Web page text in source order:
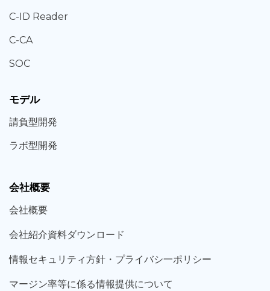
C-ID Reader
C-CA
SOC
モデル
請負型開発
ラボ型開発
会社概要
会社概要
会社紹介資料ダウンロード
情報セキュリティ方針・プライバシ一ポリシー
マージン率等に係る情報提供について